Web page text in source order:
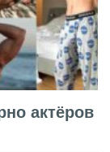
актёров